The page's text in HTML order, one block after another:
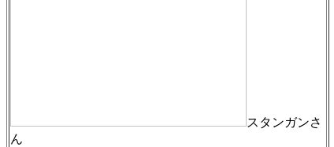
スタンガンさ
ん